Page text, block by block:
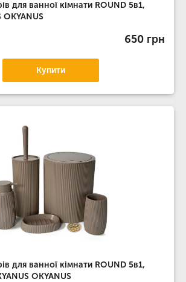
для ванної кімнати ROUND 5в1,
OKYANUS
650 грн
Купити
для ванної кімнати ROUND 5в1,
OKYANUS